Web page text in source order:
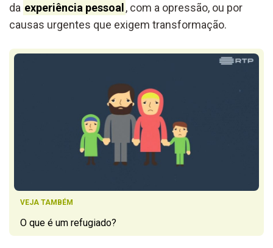
da experiência pessoal, com a opressão, ou por
causas urgentes que exigem transformação.
VEJA TAMBÉM
O que é um refugiado?